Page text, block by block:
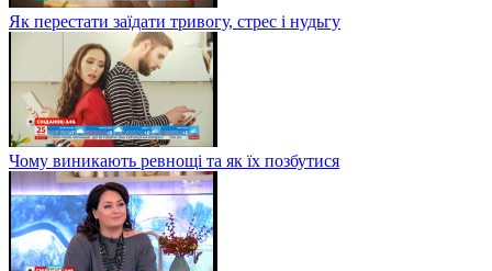
Як перестати заїдати тривогу, стрес і нудьгу
Чому виникають ревнощі та як їх позбутися